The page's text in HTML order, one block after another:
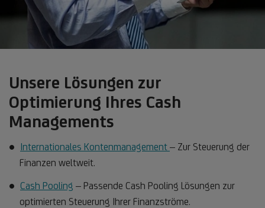
Unsere Lösungen zur
Optimierung Ihres Cash
Managements
Internationales Kontenmanagement – Zur Steuerung der
Finanzen weltweit.
Cash Pooling – Passende Cash Pooling Lösungen zur
optimierten Steuerung Ihrer Finanzströme.